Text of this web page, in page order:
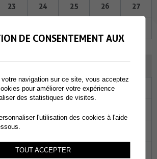
23 24 25 26 27
Me Je Ve Sa
06
14 15
DE CONSENTEMENT AUX
votre navigation sur ce site, vous acceptez
pour améliorer votre expérience
des statistiques de visites.
l'utilisation des cookies à l'aide
TOUT ACCEPTER